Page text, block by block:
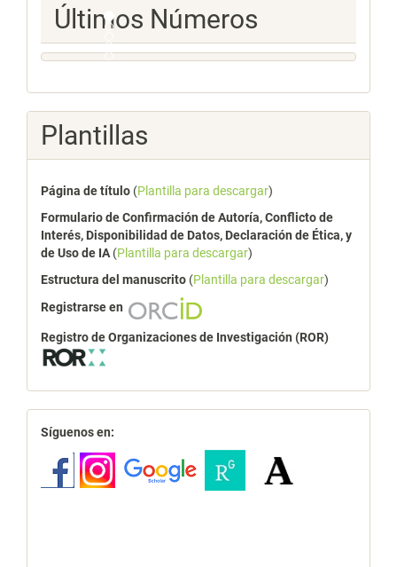
Numeros
Últimos Números
Plantillas
Página de título (Plantilla para descargar)
Formulario de Confirmación de Autoría, Conflicto de
Interés, Disponibilidad de Datos, Declaración de Ética, y
de Uso de IA (Plantilla para descargar)
Estructura del manuscrito (Plantilla para descargar)
Registrarse en
Registro de Organizaciones de Investigación (ROR)
redes
Síguenos en: